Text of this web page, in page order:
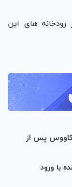
۴۰ کیلومتر از رودخانه های این
پس از
با ورود